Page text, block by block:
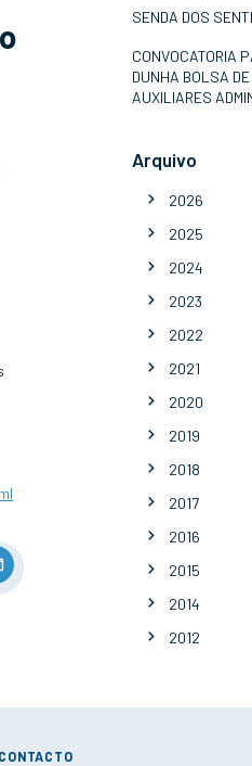
SENDA DOS
CONVOCATORIA
DUNHA BOLSA
AUXILIARES
Arquivo
2026
2025
2024
2023
2022
2021
2020
2019
2018
2017
2016
2015
2014
2012
CONTACTO